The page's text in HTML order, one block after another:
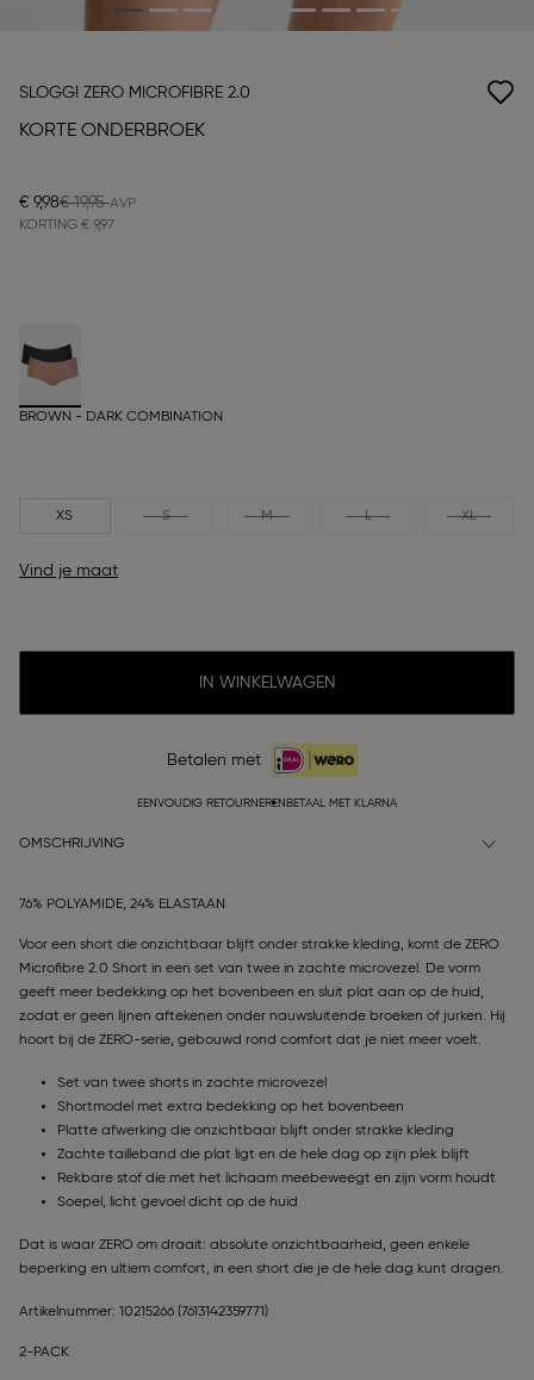
SLOGGI ZERO MICROFIBRE 2.0
KORTE ONDERBROEK
€ 9,98€ 19,95
KORTING € 9,97
BROWN - DARK COMBINATION
XS S M L XL
Vind je maat
IN WINKELWAGEN
Betalen met
EENVOUDIG RETOURNEREN BETAAL MET KLARNA
OMSCHRIJVING
76% POLYAMIDE, 24% ELASTAAN
Voor een short die onzichtbaar blijft onder strakke kleding, komt de ZERO
Microfibre 2.0 Short in een set van twee in zachte microvezel. De vorm
geeft meer bedekking op het bovenbeen en sluit plat aan op de huid,
zodat er geen lijnen aftekenen onder nauwsluitende broeken of jurken. Hij
hoort bij de ZERO-serie, gebouwd rond comfort dat je niet meer voelt.
Set van twee shorts in zachte microvezel
Shortmodel met extra bedekking op het bovenbeen
Platte afwerking die onzichtbaar blijft onder strakke kleding
Zachte tailleband die plat ligt en de hele dag op zijn plek blijft
Rekbare stof die met het lichaam meebeweegt en zijn vorm houdt
Soepel, licht gevoel dicht op de huid
Dat is waar ZERO om draait: absolute onzichtbaarheid, geen enkele
beperking en ultiem comfort, in een short die je de hele dag kunt dragen.
Artikelnummer: 10215266 (7613142359771)
2-PACK